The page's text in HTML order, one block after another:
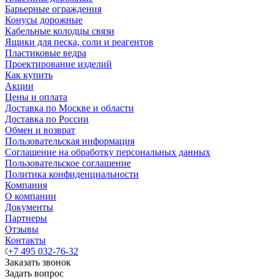
Барьерные ограждения
Конусы дорожные
Кабельные колодцы связи
Ящики для песка, соли и реагентов
Пластиковые ведра
Проектирование изделий
Как купить
Акции
Цены и оплата
Доставка по Москве и области
Доставка по России
Обмен и возврат
Пользовательская информация
Соглашение на обработку персональных данных
Пользовательское соглашение
Политика конфиденциальности
Компания
О компании
Документы
Партнеры
Отзывы
Контакты
+7 495 032-76-32
Заказать звонок
Задать вопрос